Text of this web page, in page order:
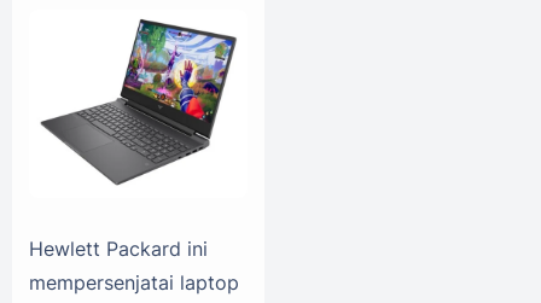
Hewlett Packard ini
mempersenjatai laptop